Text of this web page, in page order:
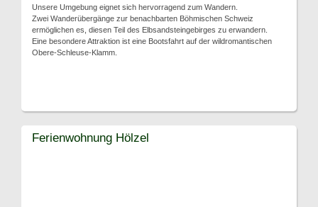
Unsere Umgebung eignet sich hervorragend zum Wandern.
Zwei Wanderübergänge zur benachbarten Böhmischen Schweiz
ermöglichen es, diesen Teil des Elbsandsteingebirges zu erwandern.
Eine besondere Attraktion ist eine Bootsfahrt auf der wildromantischen
Obere-Schleuse-Klamm.
Ferienwohnung Hölzel